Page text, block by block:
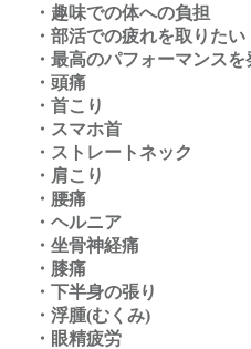
・趣味での体への負担
・部活での疲れを取りたい
・最高のパフォーマンス
・頭痛
・首こり
・スマホ首
・ストレートネック
・肩こり
・腰痛
・ヘルニア
・坐骨神経痛
・膝痛
・下半身の張り
・浮腫(むくみ)
・眼精疲労